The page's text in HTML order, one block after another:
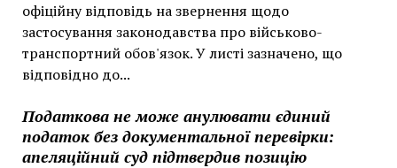
офіційну відповідь на звернення щодо
застосування законодавства про військово-
транспортний обов'язок. У листі зазначено, що
відповідно до...
Податкова не може анулювати єдиний
податок без документальної перевірки:
апеляційний суд підтвердив позицію